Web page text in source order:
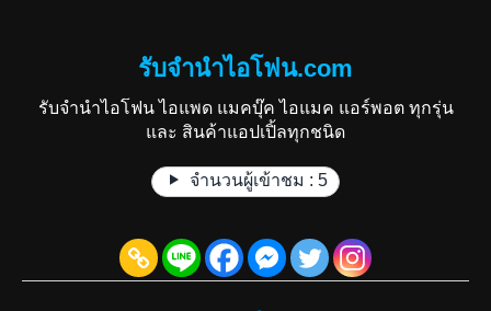
รับจำนำไอโฟน.com
รับจำนำไอโฟน ไอแพด แมคบุ๊ค ไอแมค แอร์พอต ทุกรุ่น
และ สินค้าแอปเปิ้ลทุกชนิด
จำนวนผู้เข้าชม : 5